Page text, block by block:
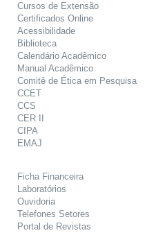
Cursos de Extensão
Certificados Online
Acessibilidade
Biblioteca
Calendário Acadêmico
Manual Acadêmico
Comitê de Ética em Pesquisa
CCET
CCS
CER II
CIPA
EMAJ
Ficha Financeira
Laboratórios
Ouvidoria
Telefones Setores
Portal de Revistas